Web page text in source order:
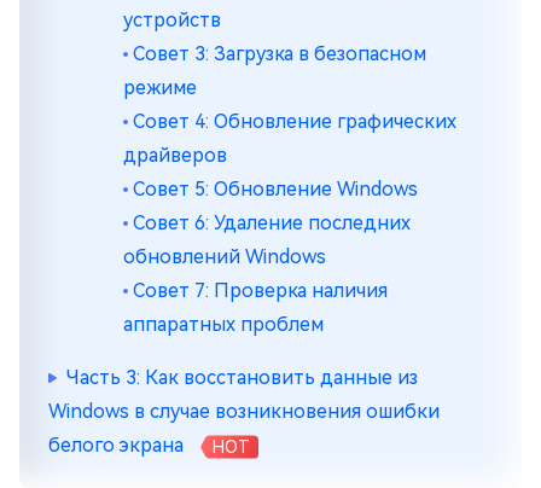
устройств
Совет 3: Загрузка в безопасном
режиме
Совет 4: Обновление графических
драйверов
Совет 5: Обновление Windows
Совет 6: Удаление последних
обновлений Windows
Совет 7: Проверка наличия
аппаратных проблем
Часть 3: Как восстановить данные из
Windows в случае возникновения ошибки
белого экрана
HOT